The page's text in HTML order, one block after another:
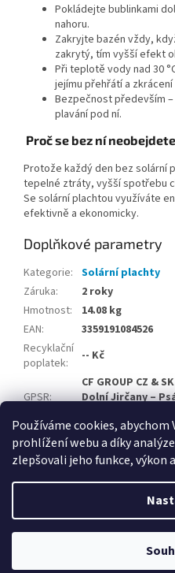
Používáme cookies,
prohlížení webu a díky
zlepšovali jeho funkce, výkon
Pokládejte bublinkami
nahoru.
Zakryjte bazén vždy,
zakrytý, tím vyšší efekt
Při teplotě vody nad 30
jejímu přehřátí a
Bezpečnost především –
plavání pod ní.
Proč se bez ní
Protože každý den bez solární
tepelné ztráty, vyšší spotřebu
Se solární plachtou využíváte
efektivně a ekonomicky.
Doplňkové parametry
Kategorie: Solární plachty
Záruka:
2 roky
Hmotnost:
14.08 kg
EAN:
3359191084526
Recyklační
poplatek: -- Kč
GPSR:
CF GROUP CZ &
Dolní Jirčany –
Copyright 2026
Všechna